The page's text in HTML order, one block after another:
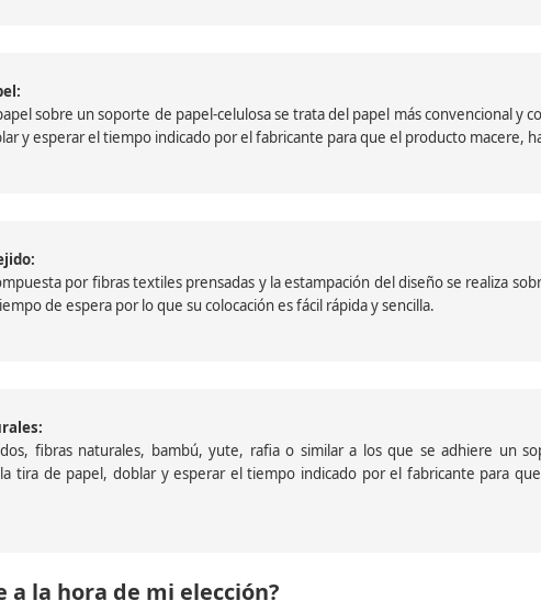
sobre un soporte de papel-celulosa se trata del papel más convencional y
y esperar el tiempo indicado por el fabricante para que el producto macere,
por fibras textiles prensadas y la estampación del diseño se realiza
de espera por lo que su colocación es fácil rápida y sencilla.
fibras naturales, bambú, yute, rafia o similar a los que se adhiere un
tira de papel, doblar y esperar el tiempo indicado por el fabricante para
a la hora de mi elección?